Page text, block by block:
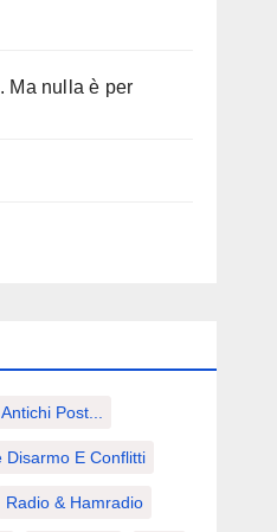
Ma nulla è per
Post...
Disarmo E Conflitti
Radio & Hamradio